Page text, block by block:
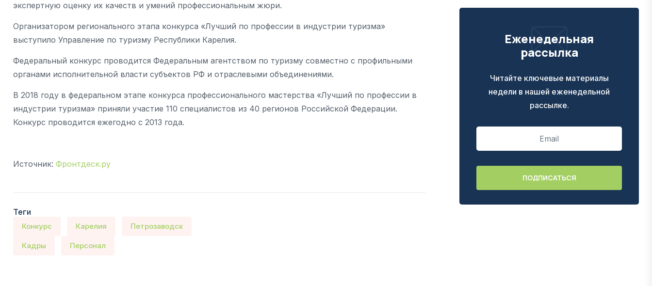
экспертную оценку их качеств и умений профессиональным жюри.
Организатором регионального этапа конкурса «Лучший по профессии в индустрии туризма»
выступило Управление по туризму Республики Карелия.
Федеральный конкурс проводится Федеральным агентством по туризму совместно с профильными
органами исполнительной власти субъектов РФ и отраслевыми объединениями.
В 2018 году в федеральном этапе конкурса профессионального мастерства «Лучший по профессии в
индустрии туризма» приняли участие 110 специалистов из 40 регионов Российской Федерации.
Конкурс проводится ежегодно с 2013 года.
Источник: Фронтдеск.ру
Теги
Конкурс Карелия Петрозаводск
Кадры Персонал
Еженедельная
рассылка
Читайте ключевые материалы
недели в нашей еженедельной
рассылке.